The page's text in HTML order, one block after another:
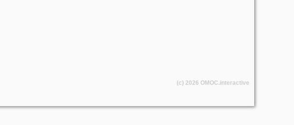
(c) 2026 OMOC.interactive